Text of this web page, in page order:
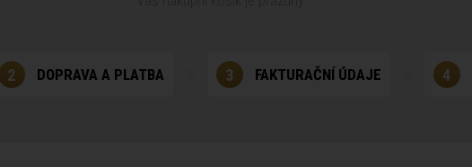
2 DOPRAVA A PLATBA 3 FAKTURAČNÍ ÚDAJE 4